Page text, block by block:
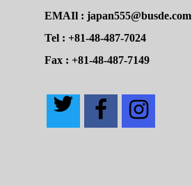
EMAIl : japan555@busde.com
Tel : +81-48-487-7024
Fax : +81-48-487-7149